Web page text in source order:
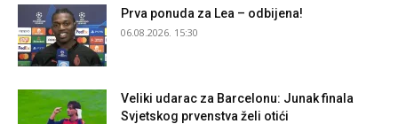
Prva ponuda za Lea – odbijena!
06.08.2026. 15:30
Veliki udarac za Barcelonu: Junak finala
Svjetskog prvenstva želi otići